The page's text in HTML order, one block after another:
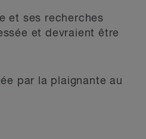
et ses recherches
et devraient être
par la plaignante au